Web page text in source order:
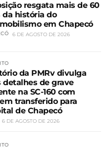
resgata mais de 60
da história do
em Chapecó
6 DE AGOSTO DE 2026
da PMRv divulga
detalhes de grave
na SC-160 com
transferido para
de Chapecó
6 DE AGOSTO DE 2026